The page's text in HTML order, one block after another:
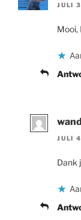
JULI
Mooi,
JULI
Dank